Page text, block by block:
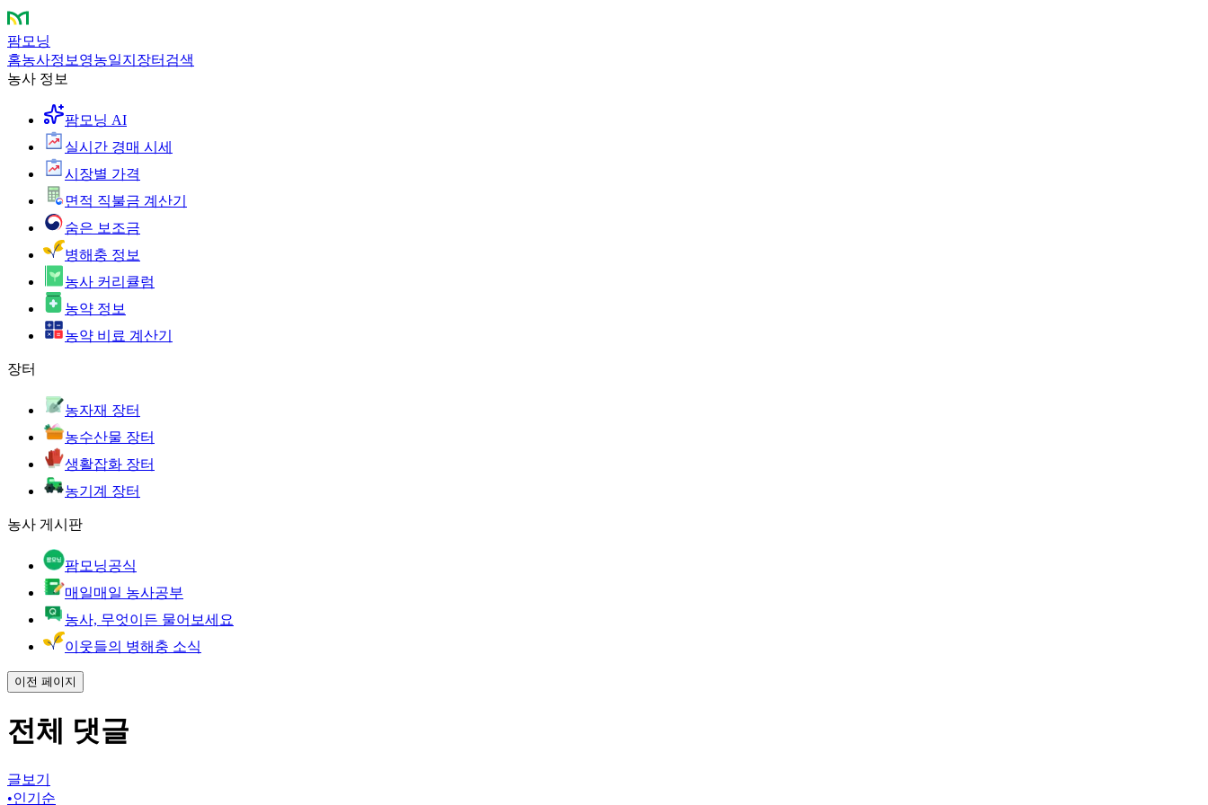
팜모닝
홈농사정보 영농일지 장터 검색
농사 정보
팜모닝 AI
실시간 경매 시세
시장별 가격
면적 직불금 계산기
숨은 보조금
병해충 정보
농사 커리큘럼
농약 정보
농약 비료 계산기
장터
농자재 장터
농수산물 장터
생활잡화 장터
농기계 장터
농사 게시판
팜모닝공식
매일매일 농사공부
농사, 무엇이든 물어보세요
이웃들의 병해충 소식
이전 페이지
전체 댓글
글보기
•인기순